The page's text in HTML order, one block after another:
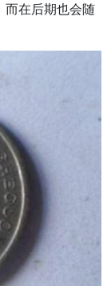
而在后期也会随